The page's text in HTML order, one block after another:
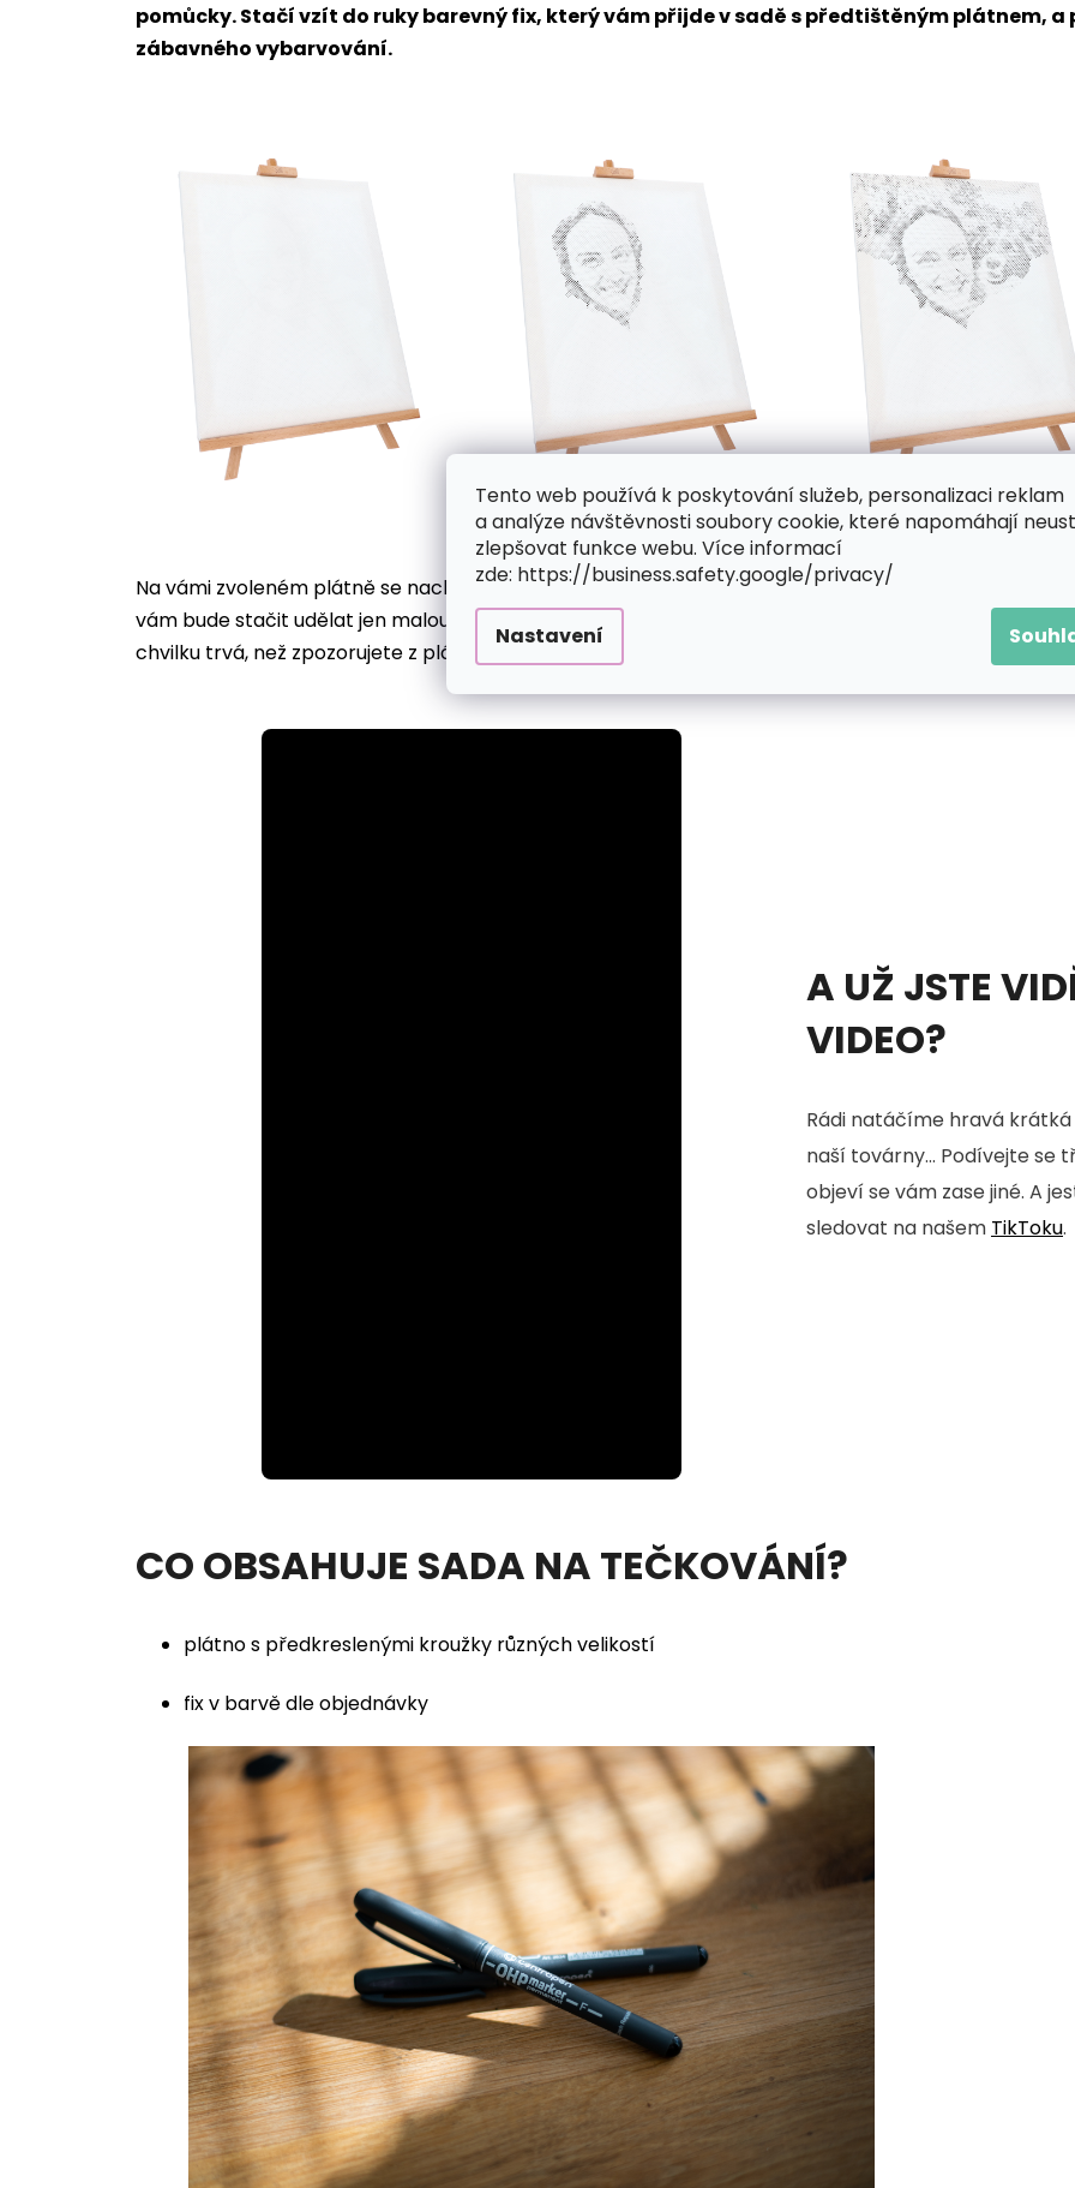
Tento web používá k poskytování služeb, personalizaci reklam
a analýze návštěvnosti soubory cookie, které napomáhají
zlepšovat funkce webu. Více informací
zde: https://business.safety.google/privacy/
Nastavení
pomůcky. Stačí vzít do ruky barevný fix, který vám přijde v sadě s předtištěným plátnem, a
zábavného vybarvování.
Na vámi zvoleném plátně se nachází desítky až stovky různě velkých předtištěných kroužků,
vám bude stačit udělat jen malou tečku, jinde bude nutné do plátna trochu víc zatlačit a celý
chvilku trvá, než zpozorujete z plátna vystupovat svůj motiv. Jakmile se ale začne rýsovat, zaplaví
100.00%
A UŽ JSTE
VIDEO?
Rádi natáčíme hravá krátká
naší továrny... Podívejte se
objeví se vám zase jiné. A
sledovat na našem TikToku.
CO OBSAHUJE SADA NA TEČKOVÁNÍ?
plátno s předkreslenými kroužky různých velikostí
fix v barvě dle objednávky